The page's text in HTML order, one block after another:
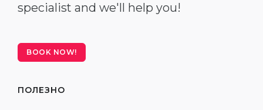
specialist and we'll help you!
BOOK NOW!
ПОЛЕЗНО